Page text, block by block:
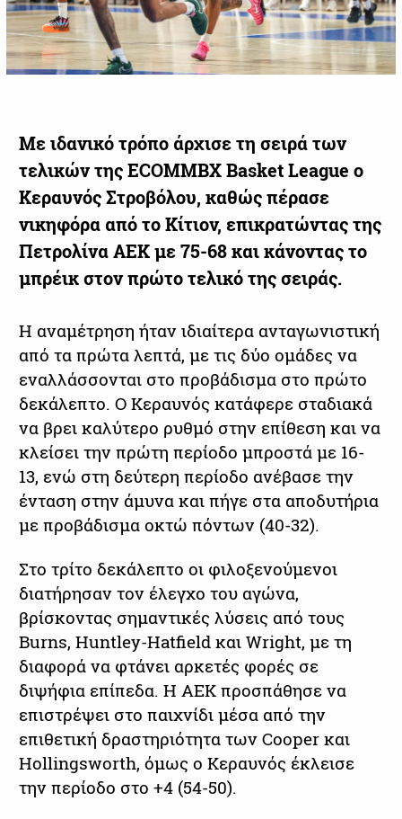
Με ιδανικό τρόπο άρχισε τη σειρά των
τελικών της ECOMMBX Basket League ο
Κεραυνός Στροβόλου, καθώς πέρασε
νικηφόρα από το Κίτιον, επικρατώντας της
Πετρολίνα ΑΕΚ με 75-68 και κάνοντας το
μπρέικ στον πρώτο τελικό της σειράς.
Η αναμέτρηση ήταν ιδιαίτερα ανταγωνιστική
από τα πρώτα λεπτά, με τις δύο ομάδες να
εναλλάσσονται στο προβάδισμα στο πρώτο
δεκάλεπτο. Ο Κεραυνός κατάφερε σταδιακά
να βρει καλύτερο ρυθμό στην επίθεση και να
κλείσει την πρώτη περίοδο μπροστά με 16-
13, ενώ στη δεύτερη περίοδο ανέβασε την
ένταση στην άμυνα και πήγε στα αποδυτήρια
με προβάδισμα οκτώ πόντων (40-32).
Στο τρίτο δεκάλεπτο οι φιλοξενούμενοι
διατήρησαν τον έλεγχο του αγώνα,
βρίσκοντας σημαντικές λύσεις από τους
Burns, Huntley-Hatfield και Wright, με τη
διαφορά να φτάνει αρκετές φορές σε
διψήφια επίπεδα. Η ΑΕΚ προσπάθησε να
επιστρέψει στο παιχνίδι μέσα από την
επιθετική δραστηριότητα των Cooper και
Hollingsworth, όμως ο Κεραυνός έκλεισε
την περίοδο στο +4 (54-50).